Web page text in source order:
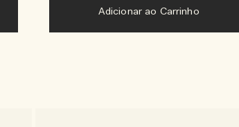
Adicionar ao Carrinho